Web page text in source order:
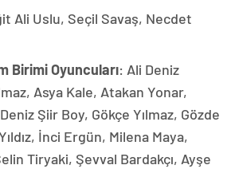
Ali Uslu, Seçil Savaş, Necdet
Birimi Oyuncuları: Ali Deniz
Asya Kale, Atakan Yonar,
Şiir Boy, Gökçe Yılmaz, Gözde
İnci Ergün, Milena Maya,
Tiryaki, Şevval Bardakçı, Ayşe